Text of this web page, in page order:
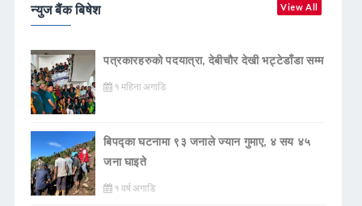
न्युज बैंक बिषेश View All
पत्रकारहरुको पदयात्रा, देबीचौर देखी भट्टेडाँडा सम्म
१ महिना अगाडि
बिपद्का घटनामा ९३ जनाले ज्यान गुमाए, ४ सय ४५
जना घाइते
१ वर्ष अगाडि